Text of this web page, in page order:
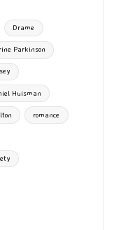
Drame
Parkinson
Huisman
romance